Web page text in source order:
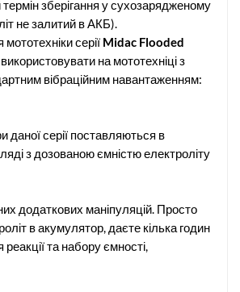
зберігання у сухозарядженому
не залитий в АКБ).
серії Midac Flooded
на мототехніці з
вібраційним навантаженням:
даної серії поставляються в
з дозованою ємністю електроліту
додаткових маніпуляцій. Просто
в акумулятор, даєте кілька годин
та набору ємності,